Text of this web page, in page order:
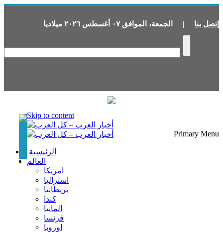
إتصل بنا | الجمعة، الموافق ٠٧ أغسطس ٢٠٢٦ ميلاديا
Skip to content
Primary Menu
الرئيسية
العالم
امريكا
استراليا
بريطانيا
كندا
المانيا
فرنسا
اوروبا